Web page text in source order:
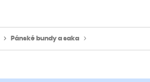
Pánské bundy a saka